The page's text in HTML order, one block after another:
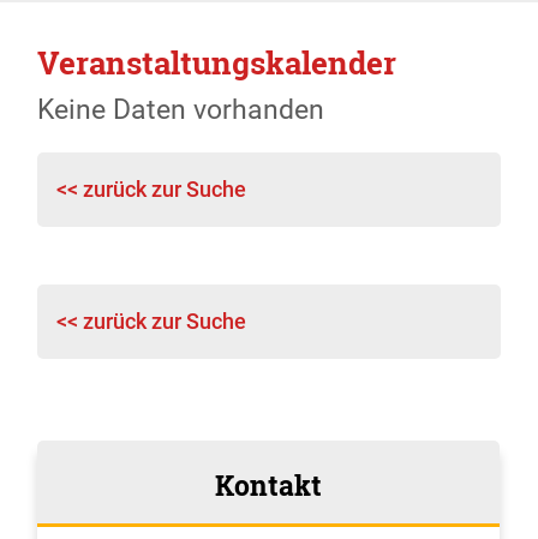
Veranstaltungskalender
Keine Daten vorhanden
<< zurück zur Suche
<< zurück zur Suche
Kontakt